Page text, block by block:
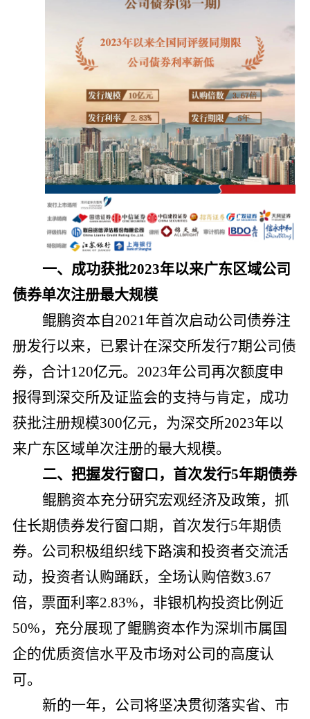
一、 成功获批2023年以来广东区域公司
债券单次注册最大规模
鲲鹏资本自2021年首次启动公司债券注
册发行以来，已累计在深交所发行7期公司债
券，合计120亿元。2023年公司再次额度申
报得到深交所及证监会的支持与肯定，成功
获批注册规模300亿元，为深交所2023年以
来广东区域单次注册的最大规模。
二、把握发行窗口，首次发行5年期债券
鲲鹏资本充分研究宏观经济及政策，抓
住长期债券发行窗口期，首次发行5年期债
券。公司积极组织线下路演和投资者交流活
动，投资者认购踊跃，全场认购倍数3.67
倍，票面利率2.83%，非银机构投资比例近
50%，充分展现了鲲鹏资本作为深圳市属国
企的优质资信水平及市场对公司的高度认
可。
新的一年，公司将坚决贯彻落实省、市